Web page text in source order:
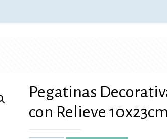
Pegatinas
con Relieve